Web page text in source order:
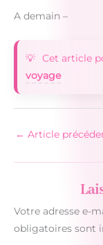
A demain –
Cet article
voyage
← Article
Votre adresse e-
obligatoires sont